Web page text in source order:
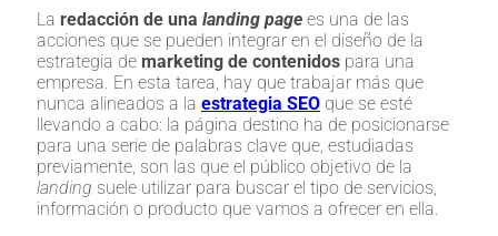
La redacción de una landing page es una de las
acciones que se pueden integrar en el diseño de la
estrategia de marketing de contenidos para una
empresa. En esta tarea, hay que trabajar más que
nunca alineados a la estrategia SEO que se esté
llevando a cabo: la página destino ha de posicionarse
para una serie de palabras clave que, estudiadas
previamente, son las que el público objetivo de la
landing suele utilizar para buscar el tipo de servicios,
información o producto que vamos a ofrecer en ella.